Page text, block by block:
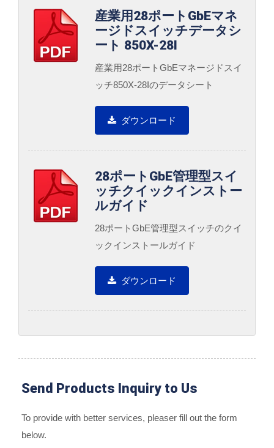
産業用28ポートGbEマネ
ージドスイッチデータシ
ート 850X-28I
産業用28ポートGbEマネージドスイ
ッチ850X-28Iのデータシート
ダウンロード
28ポートGbE管理型スイ
ッチクイックインストー
ルガイド
28ポートGbE管理型スイッチのクイ
ックインストールガイド
ダウンロード